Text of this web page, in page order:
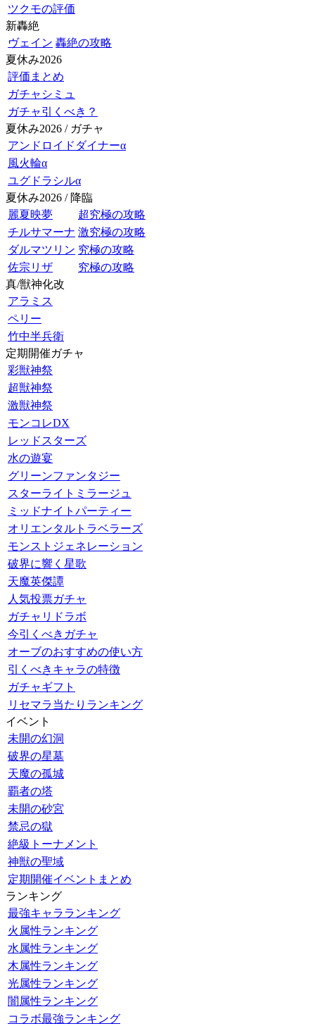
ツクモの評価
新轟絶
ヴェイン 轟絶の攻略
夏休み2026
評価まとめ
ガチャシミュ
ガチャ引くべき？
夏休み2026 / ガチャ
アンドロイドダイナーα
風火輪α
ユグドラシルα
夏休み2026 / 降臨
麗夏映夢
超究極の攻略
チルサマーナ 激究極の攻略
ダルマツリン 究極の攻略
佐宗リザ
究極の攻略
真/獣神化改
アラミス
ペリー
竹中半兵衛
定期開催ガチャ
彩獣神祭
超獣神祭
激獣神祭
モンコレDX
レッドスターズ
水の遊宴
グリーンファンタジー
スターライトミラージュ
ミッドナイトパーティー
オリエンタルトラベラーズ
モンストジェネレーション
破界に響く星歌
天魔英傑譚
人気投票ガチャ
ガチャリドラボ
今引くべきガチャ
オーブのおすすめの使い方
引くべきキャラの特徴
ガチャギフト
リセマラ当たりランキング
イベント
未開の幻洞
破界の星墓
天魔の孤城
覇者の塔
未開の砂宮
禁忌の獄
絶級トーナメント
神獣の聖域
定期開催イベントまとめ
ランキング
最強キャラランキング
火属性ランキング
水属性ランキング
木属性ランキング
光属性ランキング
闇属性ランキング
コラボ最強ランキング